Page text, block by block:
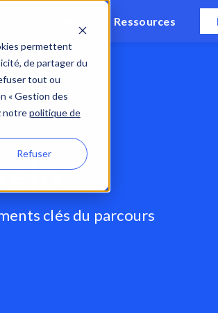
permettent
de partager du
tout ou
« Gestion des
notrepolitique de
Refuser
Ressources
clés du parcours